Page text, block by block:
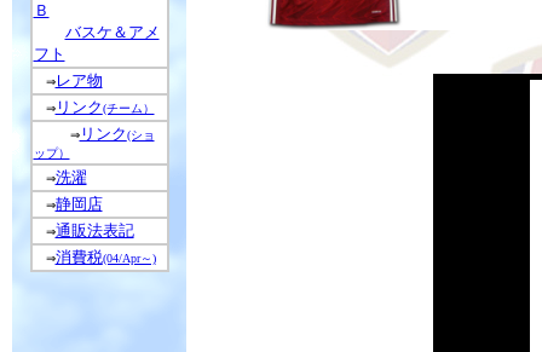
Ｂ
バスケ＆アメ
フト
⇒レア物
⇒リンク(チーム）
⇒リンク(ショ
ップ）
⇒洗濯
⇒静岡店
⇒通販法表記
⇒消費税(04/Apr～)